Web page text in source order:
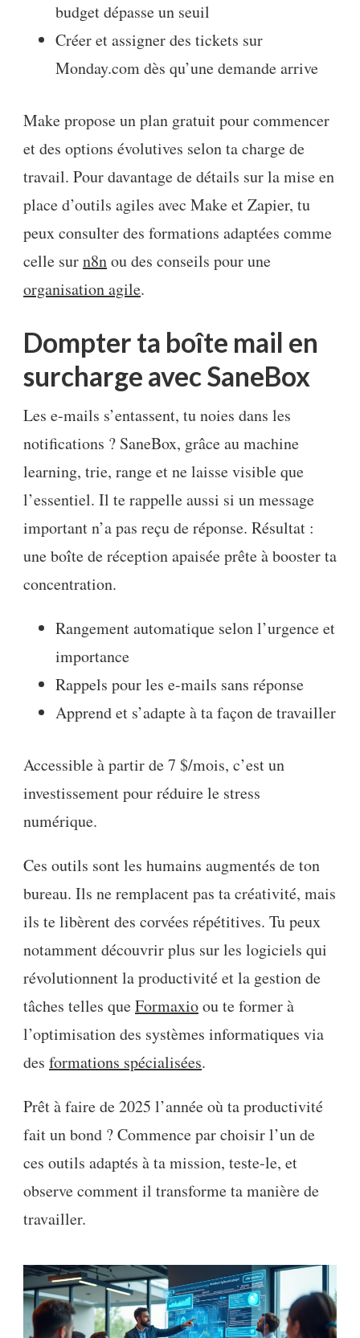
budget dépasse un seuil
Créer et assigner des tickets sur
Monday.com dès qu’une demande arrive
Make propose un plan gratuit pour commencer
et des options évolutives selon ta charge de
travail. Pour davantage de détails sur la mise en
place d’outils agiles avec Make et Zapier, tu
peux consulter des formations adaptées comme
celle surn8nou des conseils pour une
organisation agile.
Dompter ta boîte mail en
surcharge avec SaneBox
Les e-mails s’entassent, tu noies dans les
notifications ? SaneBox, grâce au machine
learning, trie, range et ne laisse visible que
l’essentiel. Il te rappelle aussi si un message
important n’a pas reçu de réponse. Résultat :
une boîte de réception apaisée prête à booster ta
concentration.
Rangement automatique selon l’urgence et
importance
Rappels pour les e-mails sans réponse
Apprend et s’adapte à ta façon de travailler
Accessible à partir de 7 $/mois, c’est un
investissement pour réduire le stress
numérique.
Ces outils sont les humains augmentés de ton
bureau. Ils ne remplacent pas ta créativité, mais
ils te libèrent des corvées répétitives. Tu peux
notamment découvrir plus sur les logiciels qui
révolutionnent la productivité et la gestion de
tâches telles queFormaxioou te former à
l’optimisation des systèmes informatiques via
des formations spécialisées.
Prêt à faire de 2025 l’année où ta productivité
fait un bond ? Commence par choisir l’un de
ces outils adaptés à ta mission, teste-le, et
observe comment il transforme ta manière de
travailler.